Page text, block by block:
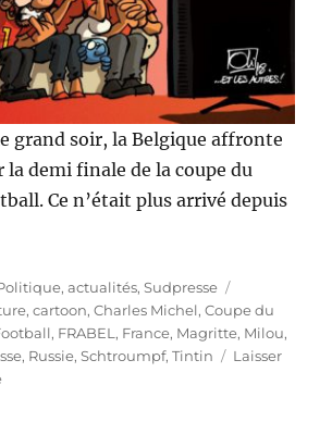
grand soir, la Belgique affronte
la demi finale de la coupe du
Ce n’était plus arrivé depuis
actualités,Sudpresse
,cartoon,Charles Michel,Coupe du
, FRABEL , France, Magritte, Milou,
, Russie,Schtroumpf,Tintin
Laisser
sur